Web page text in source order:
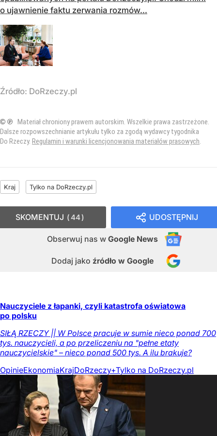
o ujawnienie faktu zerwania rozmów...
Źródło: DoRzeczy.pl
© ℗ Materiał chroniony prawem autorskim. Wszelkie prawa zastrzeżone.
Dalsze rozpowszechnianie artykułu tylko za zgodą wydawcy tygodnika
Do Rzeczy. Regulamin i warunki licencjonowania materiałów prasowych
Kraj Tylko na DoRzeczy.pl
UDOSTĘPNIJ
Obserwuj nas w Google News
Dodaj jako źródło w Google
SKOMENTUJ 44
Nauczyciele z łapanki, czyli katastrofa oświatowa
po polsku
SIŁĄ RZECZY || W Polsce pracuje w sumie nieco ponad 700
tys. nauczycieli, a po przeliczeniu na "pełne etaty
nauczycielskie" – nieco ponad 500 tys. A ilu brakuje?
OpinieEkonomiaKrajDoRzeczy+Tylko na DoRzeczy.pl